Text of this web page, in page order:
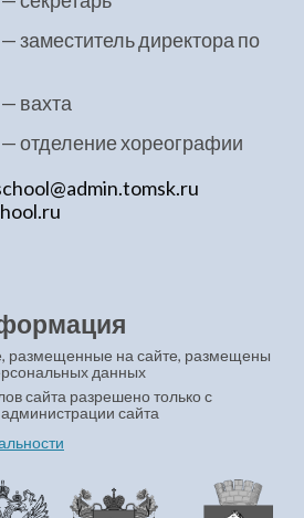
— заместитель директора по
— вахта
— отделение хореографии
размещенные на сайте, размещены
данных
сайта разрешено только с
сайта